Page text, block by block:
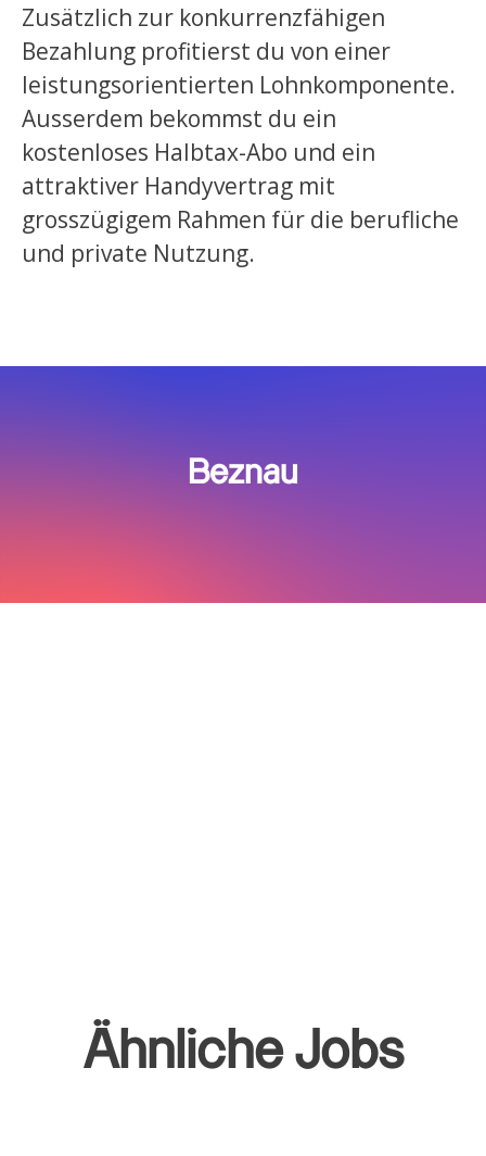
Zusätzlich zur konkurrenzfähigen
Bezahlung profitierst du von einer
leistungsorientierten Lohnkomponente.
Ausserdem bekommst du ein
kostenloses Halbtax-Abo und ein
attraktiver Handyvertrag mit
grosszügigem Rahmen für die berufliche
und private Nutzung.
Beznau
Ähnliche Jobs